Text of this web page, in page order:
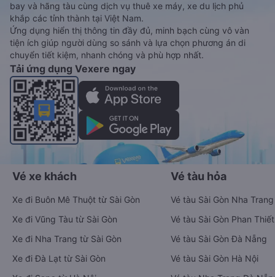
bay và hãng tàu cùng dịch vụ thuê xe máy, xe du lịch phủ
khắp các tỉnh thành tại Việt Nam.
Ứng dụng hiển thị thông tin đầy đủ, minh bạch cùng vô vàn
tiện ích giúp người dùng so sánh và lựa chọn phương án di
chuyển tiết kiệm, nhanh chóng và phù hợp nhất.
Tải ứng dụng Vexere ngay
Vé xe khách
Xe đi Buôn Mê Thuột từ Sài Gòn
Xe đi Vũng Tàu từ Sài Gòn
Xe đi Nha Trang từ Sài Gòn
Xe đi Đà Lạt từ Sài Gòn
Vé tàu hỏa
Vé tàu Sài Gòn Nha Trang
Vé tàu Sài Gòn Phan Thiết
Vé tàu Sài Gòn Đà Nẵng
Vé tàu Sài Gòn Hà Nội